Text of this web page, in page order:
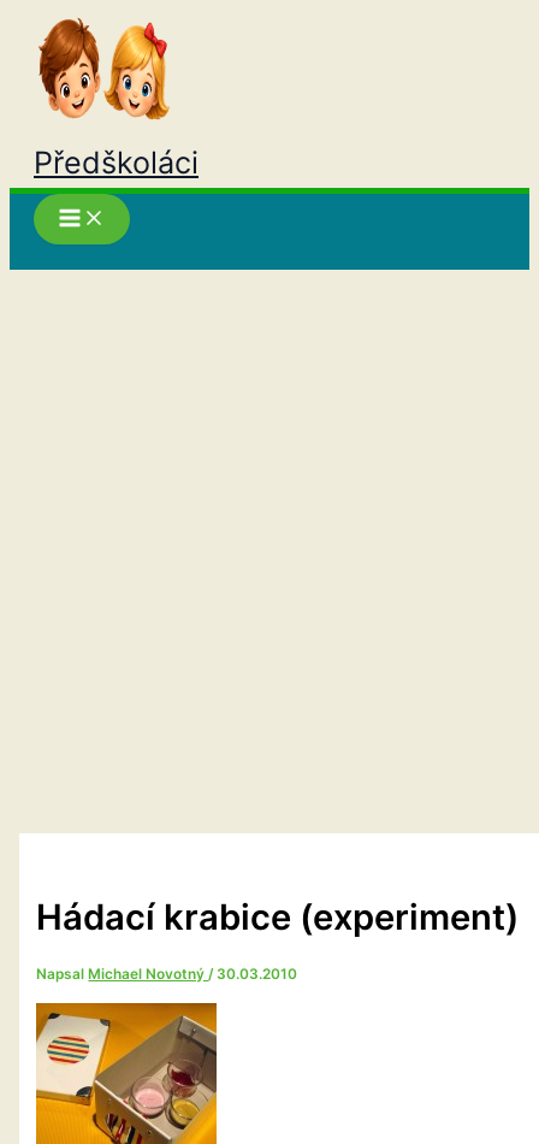
Přeskočit
obsah
Předškoláci
Hádací krabice (experiment)
Napsal Michael Novotný/ 30.03.2010